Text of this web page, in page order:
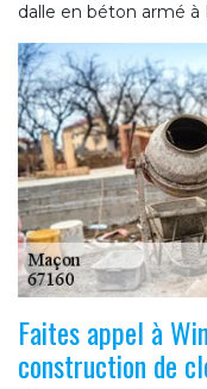
dalle en béton armé à
Faites appel à
construction de